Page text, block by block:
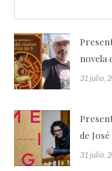
novela
31 julio,
de
31 julio,